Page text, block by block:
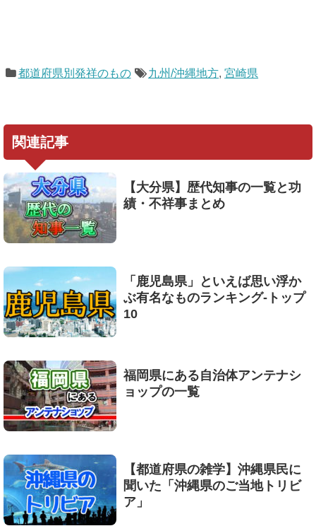
都道府県別発祥のもの 九州/沖縄地方,宮崎県
関連記事
【大分県】歴代知事の一覧と功
績・不祥事まとめ
「鹿児島県」といえば思い浮か
ぶ有名なものランキング-トップ
10
福岡県にある自治体アンテナシ
ョップの一覧
【都道府県の雑学】沖縄県民に
聞いた「沖縄県のご当地トリビ
ア」